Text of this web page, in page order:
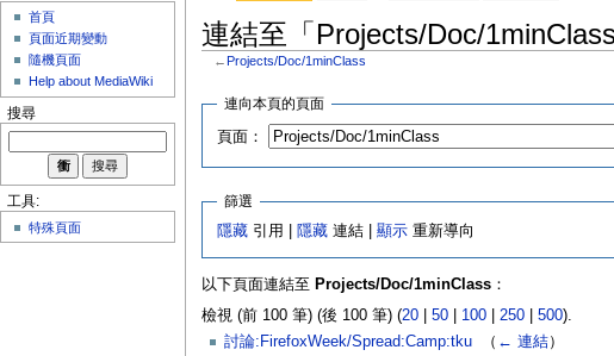
連結至「Projects/Doc/
← Projects/Doc/1minClass
連向本頁的頁面
頁面：
篩選
隱藏 引用 | 隱藏 連結 |顯示 重新導向
以下頁面連結至 Projects/Doc/1minClass：
檢視 (前 100 筆) (後 100 筆) (20| 50| 100| 250| 500).
討論:FirefoxWeek/Spread:Camp:tku‎ （ ← 連結）
首頁
頁面近期變動
隨機頁面
Help about MediaWiki
搜尋
工具:
特殊頁面